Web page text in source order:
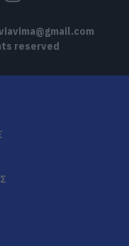
reserved